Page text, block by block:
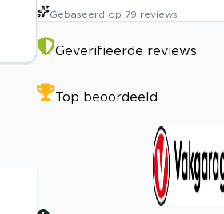
Gebaseerd op 79 reviews
Geverifieerde reviews
Top beoordeeld